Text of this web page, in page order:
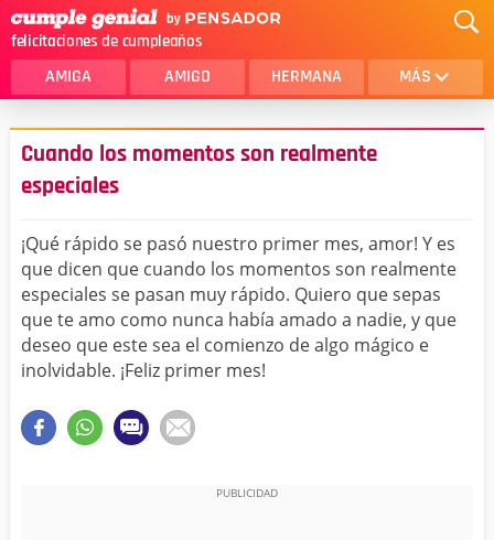
felicitaciones de cumpleaños
AMIGA AMIGO HERMANA MÁS
MAMA
AMOR
CRISTIANOS
HERMANO
HIJO
NOVIA
ESPOSO
PAPA
HOMBRE
ALGUIEN ESPECIAL
Cuando los momentos son realmente
especiales
¡Qué rápido se pasó nuestro primer mes, amor! Y es
que dicen que cuando los momentos son realmente
especiales se pasan muy rápido. Quiero que sepas
que te amo como nunca había amado a nadie, y que
deseo que este sea el comienzo de algo mágico e
inolvidable. ¡Feliz primer mes!